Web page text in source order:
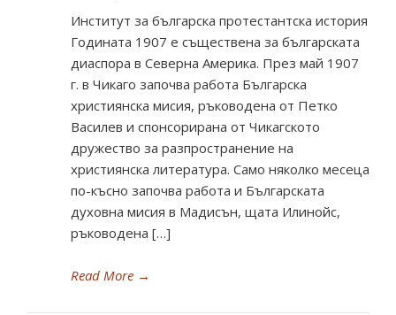
Институт за българска протестантска история
Годината 1907 е съществена за българската
диаспора в Северна Америка. През май 1907
г. в Чикаго започва работа Българска
християнска мисия, ръководена от Петко
Василев и спонсорирана от Чикагското
дружество за разпространение на
християнска литература. Само няколко месеца
по-късно започва работа и Българската
духовна мисия в Мадисън, щата Илинойс,
ръководена […]
Read More →